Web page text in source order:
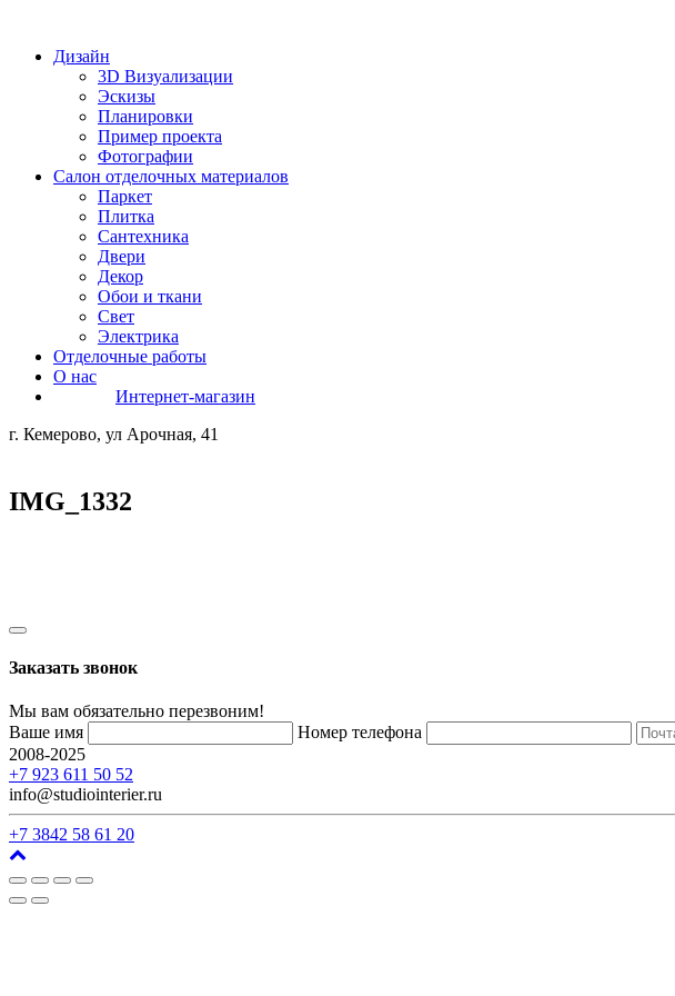
Дизайн
3D Визуализации
Эскизы
Планировки
Пример проекта
Фотографии
Салон отделочных материалов
Паркет
Плитка
Сантехника
Двери
Декор
Обои и ткани
Свет
Электрика
Отделочные работы
О нас
Интернет-магазин
г. Кемерово, ул Арочная, 41
IMG_1332
Заказать звонок
Мы вам обязательно перезвоним!
Ваше имя
Номер телефона
2008-2025
+7 923 611 50 52
info@studiointerier.ru
+7 3842 58 61 20